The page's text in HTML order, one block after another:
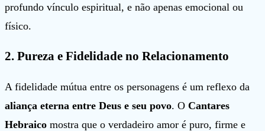
profundo vínculo espiritual, e não apenas emocional ou
físico.
2. Pureza e Fidelidade no Relacionamento
A fidelidade mútua entre os personagens é um reflexo da
aliança eterna entre Deus e seu povo. O Cantares
Hebraico mostra que o verdadeiro amor é puro, firme e